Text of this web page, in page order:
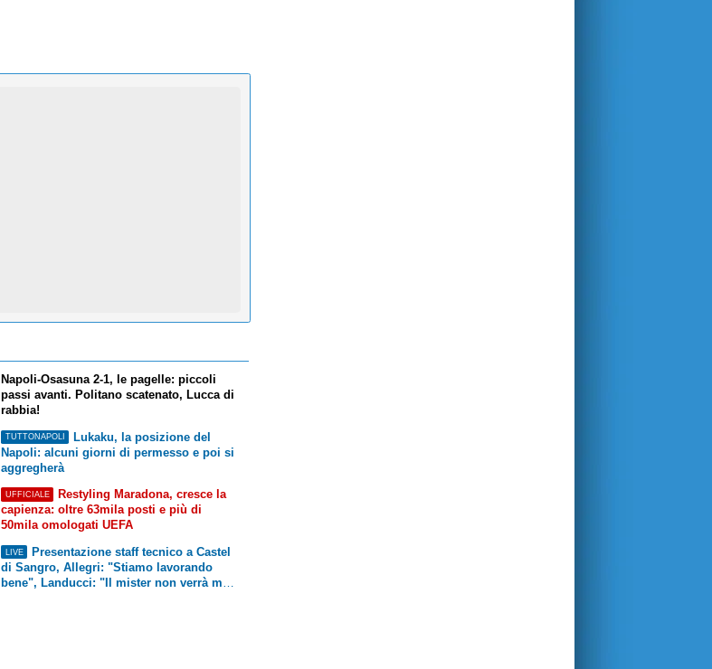
Napoli-Osasuna 2-1, le pagelle: piccoli
passi avanti. Politano scatenato, Lucca di
rabbia!
TUTTONAPOLI
Lukaku, la posizione del
Napoli: alcuni giorni di permesso e poi si
aggregherà
UFFICIALE
Restyling Maradona, cresce la
capienza: oltre 63mila posti e più di
50mila omologati UEFA
LIVE
Presentazione staff tecnico a Castel
di Sangro, Allegri: "Stiamo lavorando
bene", Landucci: "Il mister non verrà mai